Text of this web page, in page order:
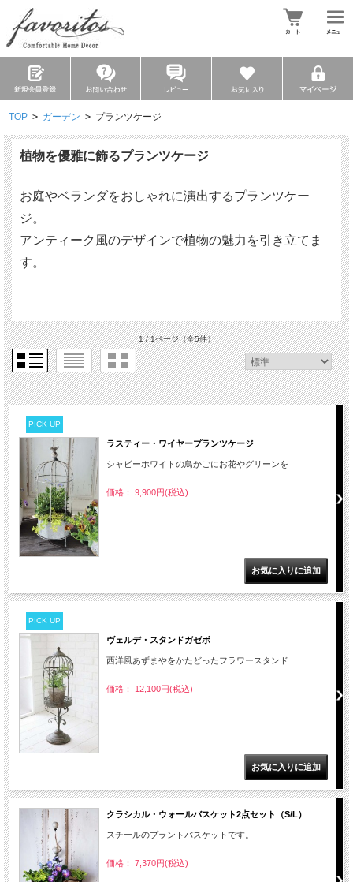
TOP > ガーデン > プランツケージ
植物を優雅に飾るプランツケージ
お庭やベランダをおしゃれに演出するプランツケー
ジ。
アンティーク風のデザインで植物の魅力を引き立てま
す。
1 / 1ページ（全5件）
PICK UP
ラスティー・ワイヤープランツケージ
シャビーホワイトの鳥かごにお花やグリーンを
価格： 9,900円(税込)
PICK UP
ヴェルデ・スタンドガゼボ
西洋風あずまやをかたどったフラワースタンド
価格： 12,100円(税込)
クラシカル・ウォールバスケット2点セット（S/L）
スチールのプラントバスケットです。
価格： 7,370円(税込)